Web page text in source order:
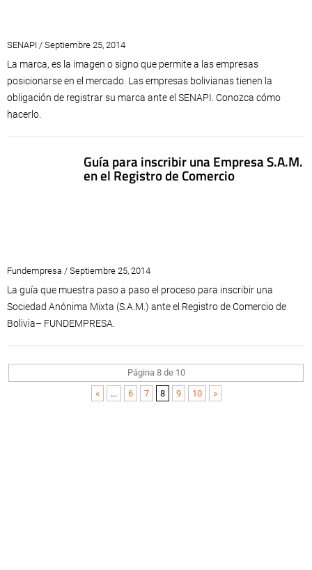
SENAPI / Septiembre 25, 2014
La marca, es la imagen o signo que permite a las empresas
posicionarse en el mercado. Las empresas bolivianas tienen la
obligación de registrar su marca ante el SENAPI. Conozca cómo
hacerlo.
Guía para inscribir una Empresa S.A.M.
en el Registro de Comercio
Fundempresa / Septiembre 25, 2014
La guía que muestra paso a paso el proceso para inscribir una
Sociedad Anónima Mixta (S.A.M.) ante el Registro de Comercio de
Bolivia– FUNDEMPRESA.
Página 8 de 10
«
... 6 7 8 9 10 »